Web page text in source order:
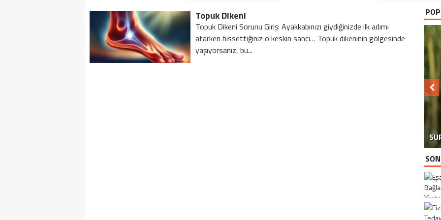
Topuk Dikeni
Topuk Dikeni Sorunu Giriş: Ayakkabınızı giydiğinizde ilk adımı
atarken hissettiğiniz o keskin sancı… Topuk dikeninin gölgesinde
yaşıyorsanız, bu...